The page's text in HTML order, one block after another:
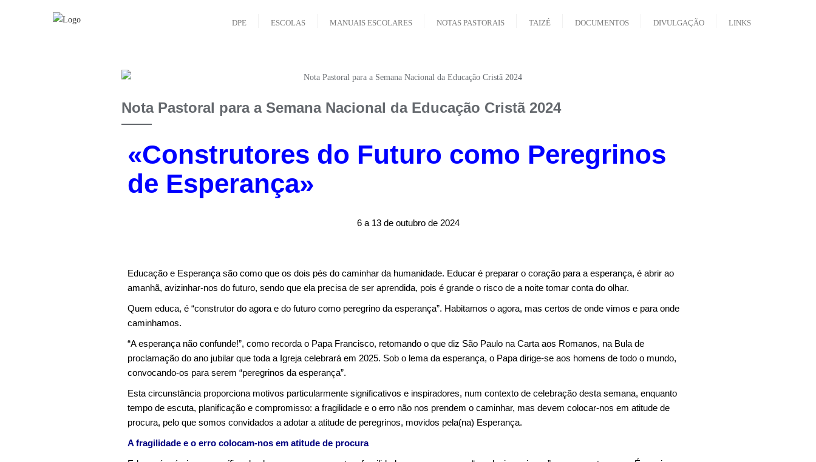
DPE ESCOLAS MANUAIS ESCOLARES NOTAS PASTORAIS TAIZÉ DOCUMENTOS DIVULGAÇÃO LINKS
Nota Pastoral para a Semana Nacional da Educação Cristã 2024
«Construtores do Futuro como Peregrinos
de Esperança»
6 a 13 de outubro de 2024
Educação e Esperança são como que os dois pés do caminhar da humanidade. Educar é preparar o coração para a esperança, é abrir ao
amanhã, avizinhar-nos do futuro, sendo que ela precisa de ser aprendida, pois é grande o risco de a noite tomar conta do olhar.
Quem educa, é “construtor do agora e do futuro como peregrino da esperança”. Habitamos o agora, mas certos de onde vimos e para onde
caminhamos.
“A esperança não confunde!”, como recorda o Papa Francisco, retomando o que diz São Paulo na Carta aos Romanos, na Bula de
proclamação do ano jubilar que toda a Igreja celebrará em 2025. Sob o lema da esperança, o Papa dirige-se aos homens de todo o mundo,
convocando-os para serem “peregrinos da esperança”.
Esta circunstância proporciona motivos particularmente significativos e inspiradores, num contexto de celebração desta semana, enquanto
tempo de escuta, planificação e compromisso: a fragilidade e o erro não nos prendem o caminhar, mas devem colocar-nos em atitude de
procura, pelo que somos convidados a adotar a atitude de peregrinos, movidos pela(na) Esperança.
A fragilidade e o erro colocam-nos em atitude de procura